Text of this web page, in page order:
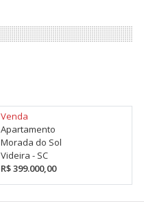
Venda
Apartamento
Morada do Sol
Videira - SC
R$ 399.000,00